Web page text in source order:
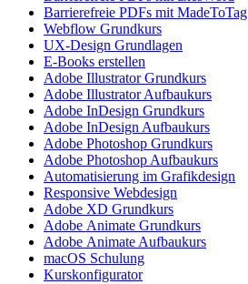
Barrierefreie PDFs mitMadeToTag
Webflow Grundkurs
UX-Design Grundlagen
E-Books erstellen
Adobe IllustratorGrundkurs
Adobe IllustratorAufbaukurs
Adobe InDesign Grundkurs
Adobe InDesignAufbaukurs
Adobe Photoshop Grundkurs
Adobe PhotoshopAufbaukurs
Automatisierung im Grafikdesign
Responsive Webdesign
Adobe XD Grundkurs
Adobe Animate Grundkurs
Adobe AnimateAufbaukurs
macOS Schulung
Kurskonfigurator